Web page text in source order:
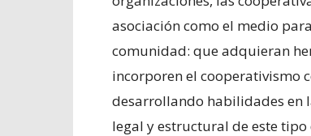
asociación como el medio
comunidad: que adquieran
incorporen el cooperativismo
desarrollando habilidades en
legal y estructural de este